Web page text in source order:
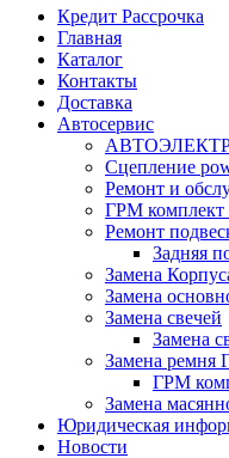
Кредит Рассрочка
Главная
Каталог
Контакты
Доставка
Автосервис
Сцепление
Ремонт и
ГРМ комплект
Ремонт
Задняя
Замена
Замена
Замена свечей
Замена
Замена ремня
ГРМ
Замена
Юридическая
Новости